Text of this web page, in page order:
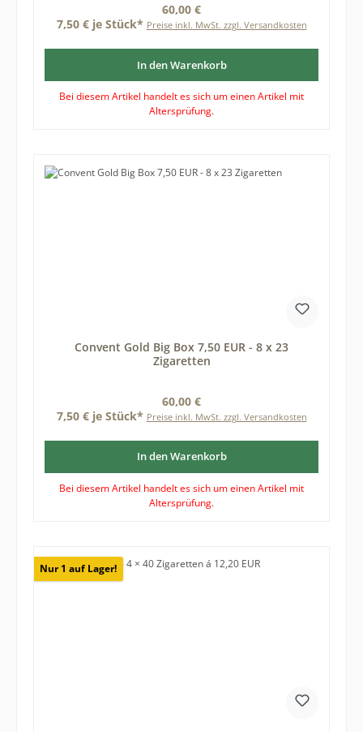
Regulärer Preis:
60,00 €
7,50 € je Stück* Preise inkl. MwSt. zzgl. Versandkosten
In den Warenkorb
Bei diesem Artikel handelt es sich um einen Artikel mit
Altersprüfung.
Convent Gold Big Box 7,50 EUR - 8 x 23
Zigaretten
Regulärer Preis:
60,00 €
7,50 € je Stück* Preise inkl. MwSt. zzgl. Versandkosten
In den Warenkorb
Bei diesem Artikel handelt es sich um einen Artikel mit
Altersprüfung.
Nur 1 auf Lager!